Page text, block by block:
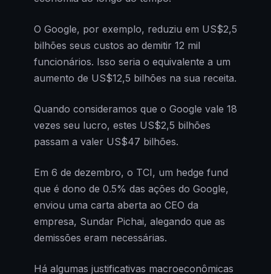
O Google, por exemplo, reduziu em US$2,5
bilhões seus custos ao demitir 12 mil
funcionários. Isso seria o equivalente a um
aumento de US$12,5 bilhões na sua receita.
Quando consideramos que o Google vale 18
vezes seu lucro, estes US$2,5 bilhões
passam a valer US$47 bilhões.
Em 6 de dezembro, o TCI, um hedge fund
que é dono de 0.5% das ações do Google,
enviou uma carta aberta ao CEO da
empresa, Sundar Pichai, alegando que as
demissões eram necessárias.
Há algumas justificativas macroeconômicas